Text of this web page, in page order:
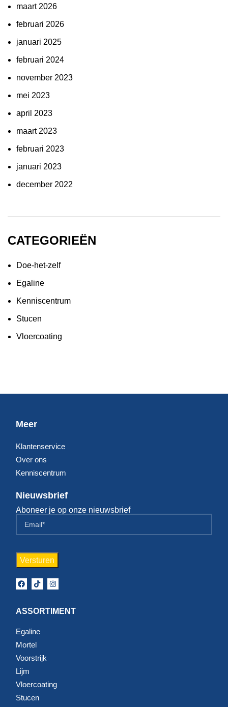
maart 2026
februari 2026
januari 2025
februari 2024
november 2023
mei 2023
april 2023
maart 2023
februari 2023
januari 2023
december 2022
CATEGORIEËN
Doe-het-zelf
Egaline
Kenniscentrum
Stucen
Vloercoating
Meer
Klantenservice
Over ons
Kenniscentrum
Nieuwsbrief
Aboneer je op onze nieuwsbrief
ASSORTIMENT
Egaline
Mortel
Voorstrijk
Lijm
Vloercoating
Stucen